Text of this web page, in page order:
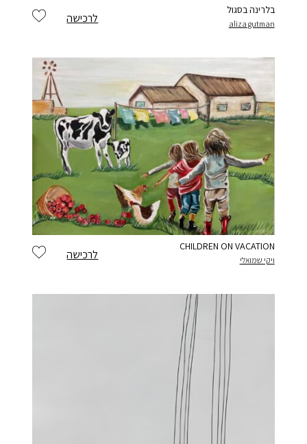
לרכישה
בלרינה בסגול
aliza gutman
לרכישה
CHILDREN ON VACATION
ויקי שמואלי